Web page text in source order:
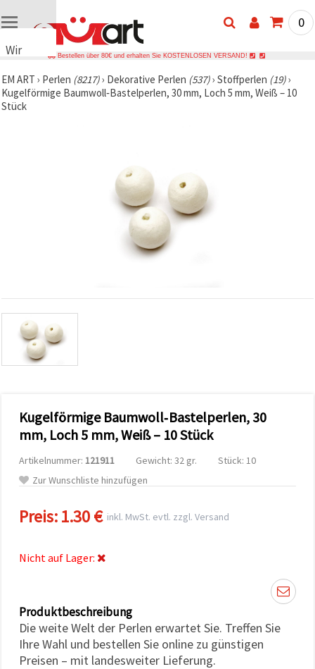
Wir
Cookies
🍪 Wir
verwenden
Datenverkehr
analysieren
sowie
relevantere
Unterstützung
Partner für
und
Sie können
Cookies
akzeptieren,
Auswahl in
Einwilligung
können Sie
jederzeit
ändern
0
Bestellen über 80€ und erhalten Sie KOSTENLOSEN VERSAND!
EM ART › Perlen (8217)› Dekorative Perlen (537)› Stoffperlen (19)›
Kugelförmige Baumwoll‑Bastelperlen, 30 mm, Loch 5 mm, Weiß – 10
Stück
Kugelförmige Baumwoll‑Bastelperlen, 30
mm, Loch 5 mm, Weiß – 10 Stück
Artikelnummer: 121911 Gewicht: 32 gr.
Stück: 10
Zur Wunschliste hinzufügen
Preis:1.30 €inkl. MwSt. evtl. zzgl. Versand
Nicht auf Lager:
Produktbeschreibung
Die weite Welt der Perlen erwartet Sie. Treffen Sie
Ihre Wahl und bestellen Sie online zu günstigen
Preisen – mit landesweiter Lieferung.